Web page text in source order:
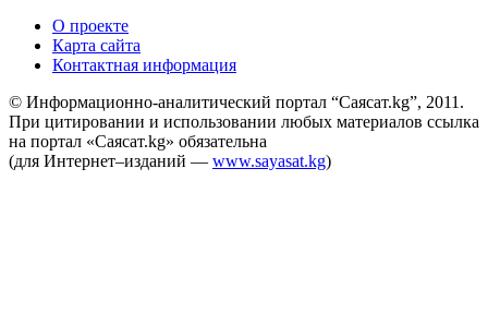
О проекте
Карта сайта
Контактная информация
© Информационно-аналитический портал “Саясат.kg”, 2011.
При цитировании и использовании любых материалов ссылка
на портал «Саясат.kg» обязательна
(для Интернет–изданий — www.sayasat.kg)